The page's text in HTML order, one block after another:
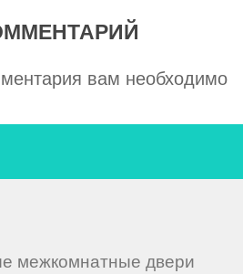
вам необходимо
межкомнатные двери